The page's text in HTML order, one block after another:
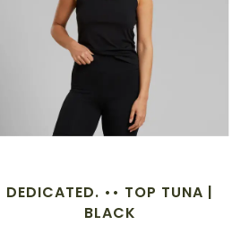
DEDICATED. •• TOP TUNA |
BLACK